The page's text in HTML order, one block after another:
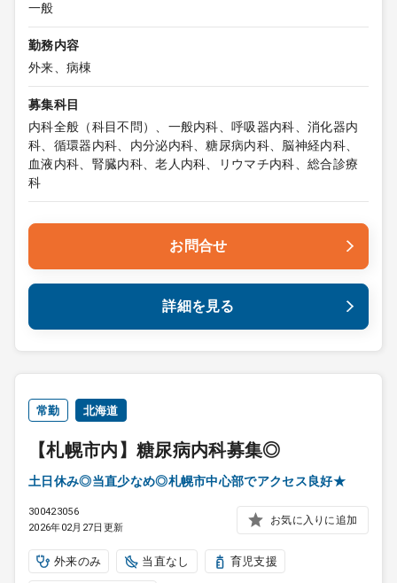
一般
勤務内容
外来、病棟
募集科目
内科全般（科目不問）、一般内科、呼吸器内科、消化器内
科、循環器内科、内分泌内科、糖尿病内科、脳神経内科、
血液内科、腎臓内科、老人内科、リウマチ内科、総合診療
科
お問合せ
詳細を見る
常勤 北海道
【札幌市内】糖尿病内科募集◎
土日休み◎当直少なめ◎札幌市中心部でアクセス良好★
300423056
2026年02月27日更新
お気に入りに追加
外来のみ 当直なし 育児支援